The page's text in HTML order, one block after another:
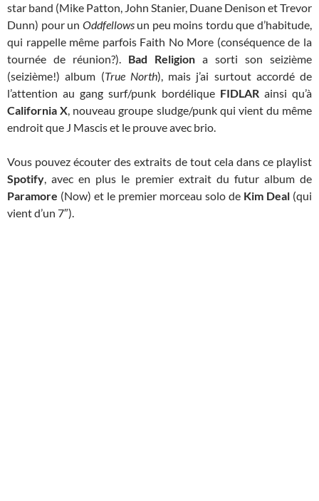
star band (Mike Patton, John Stanier, Duane Denison et Trevor
Dunn) pour un Oddfellowsun peu moins tordu que d’habitude,
qui rappelle même parfois Faith No More (conséquence de la
tournée de réunion?). Bad Religion a sorti son seizième
(seizième!) album (True North), mais j’ai surtout accordé de
l’attention au gang surf/punk bordélique FIDLARainsi qu’à
California X, nouveau groupe sludge/punk qui vient du même
endroit que J Mascis et le prouve avec brio.
Vous pouvez écouter des extraits de tout cela dans ce playlist
Spotify, avec en plus le premier extrait du futur album de
Paramore (Now) et le premier morceau solo de Kim Deal (qui
vient d’un 7″).